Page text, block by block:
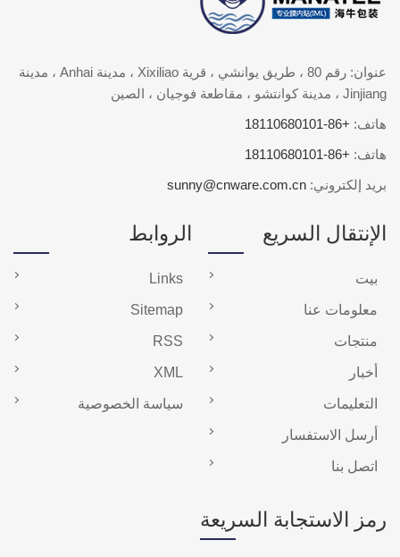
عنوان: رقم 80 ، طريق يوانشي ، قرية Xixiliao ، مدينة Anhai ، مدينة
Jinjiang ، مدينة كوانتشو ، مقاطعة فوجيان ، الصين
هاتف: +86-18110680101
هاتف: +86-18110680101
بريد إلكتروني: sunny@cnware.com.cn
الإنتقال السريع
بيت
معلومات عنا
منتجات
أخبار
التعليمات
أرسل الاستفسار
اتصل بنا
الروابط
Links
Sitemap
RSS
XML
سياسة الخصوصية
رمز الاستجابة السريعة